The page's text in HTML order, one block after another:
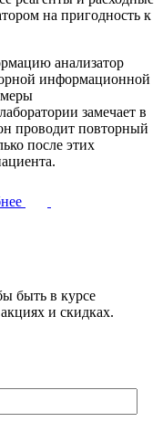
на пригодность к
анализатор
информационной
меры
замечает в
проводит повторный
после этих
быть в курсе
и скидках.